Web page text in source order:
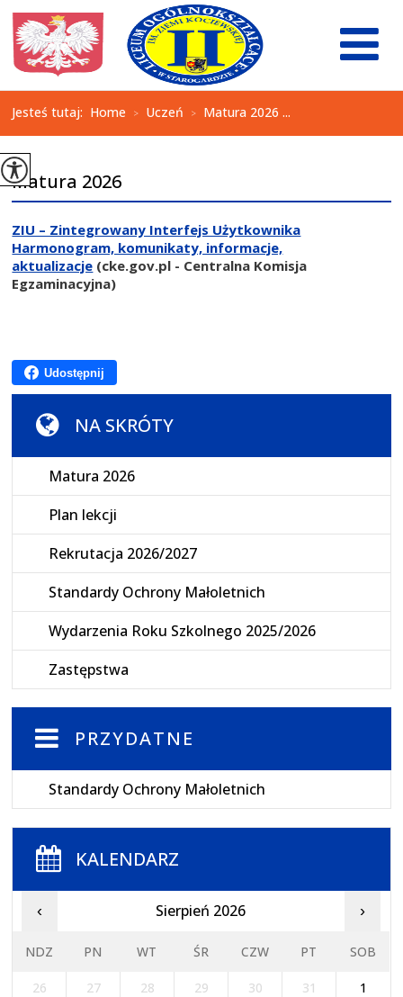
Jesteś tutaj: Home > Uczeń > Matura 2026 ...
Matura 2026
ZIU – Zintegrowany Interfejs Użytkownika
Harmonogram, komunikaty, informacje,
aktualizacje (cke.gov.pl - Centralna Komisja
Egzaminacyjna)
Udostępnij
NA SKRÓTY
Matura 2026
Plan lekcji
Rekrutacja 2026/2027
Standardy Ochrony Małoletnich
Wydarzenia Roku Szkolnego 2025/2026
Zastępstwa
PRZYDATNE
Standardy Ochrony Małoletnich
KALENDARZ
‹ Sierpień 2026 ›
NDZ PN WT ŚR CZW PT SOB
26 27 28 29 30 31
1